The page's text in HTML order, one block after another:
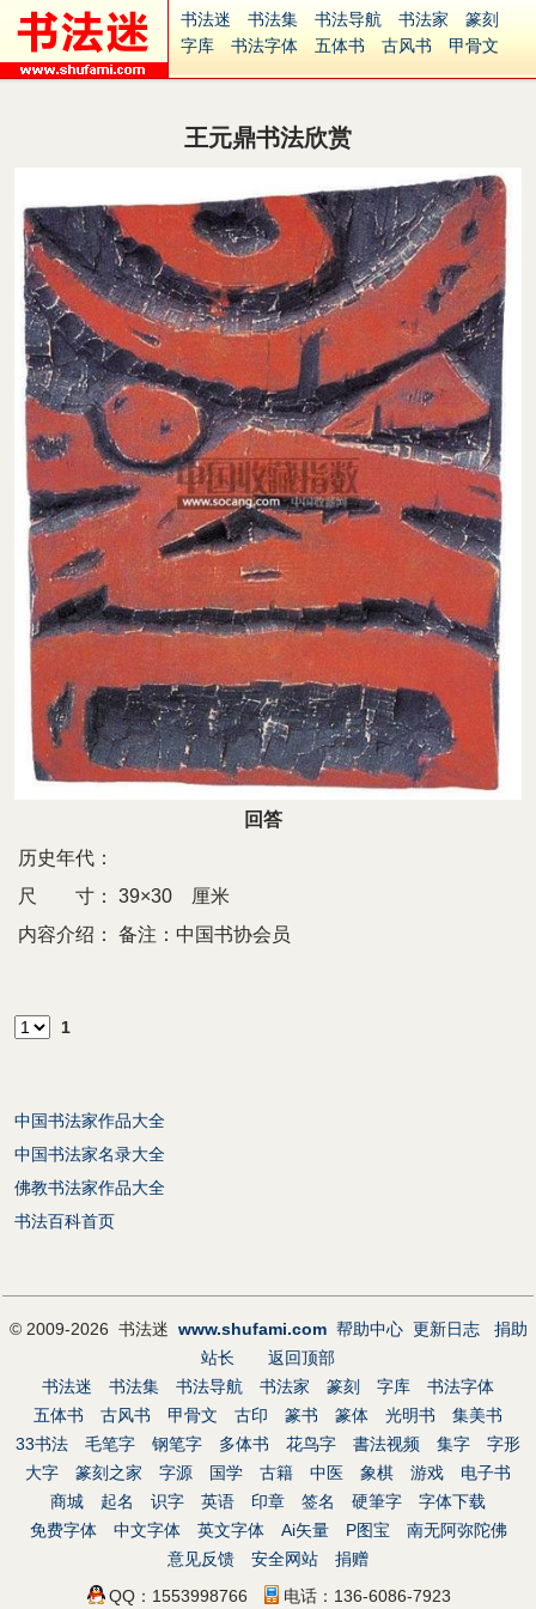
书法迷 书法集 书法导航 书法家
篆刻
字库
书法字体 五体书 古风书
甲骨文
集字
字形 大字 篆刻之家
古籍
中医 象棋 游戏
硬筆字
字体下载
免费字体 中文字体
英文字体
Ai矢量
P图宝 南无阿弥陀佛
意见反馈
安全网站
捐赠 繁體版
王元鼎书法欣赏
回答
历史年代：
尺 寸：
39×30 厘米
内容介绍：
备注：中国书协会员
1
中国书法家作品大全
中国书法家名录大全
佛教书法家作品大全
书法百科首页
© 2009-2026 书法迷 www.shufami.com 帮助中心 更新日志
捐助
站长
返回顶部
书法迷
书法集 书法导航 书法家 篆刻 字库
书法字体
五体书
古风书 甲骨文 古印 篆书 篆体 光明书
集美书
33书法
毛笔字 钢笔字 多体书 花鸟字 書法视频 集字
字形
大字
篆刻之家 字源 国学 古籍 中医 象棋 游戏
电子书
商城
起名 识字 英语 印章 签名 硬筆字
字体下载
免费字体
中文字体 英文字体 Ai矢量 P图宝
南无阿弥陀佛
意见反馈
安全网站
捐赠
QQ：1553998766
电话：136-6086-7923